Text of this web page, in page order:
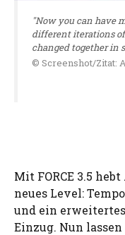
"Now you can have
different iterations
changed together in
© Screenshot/Zitat:
Mit FORCE 3.5
neues Level:
und ein
Einzug. Nun